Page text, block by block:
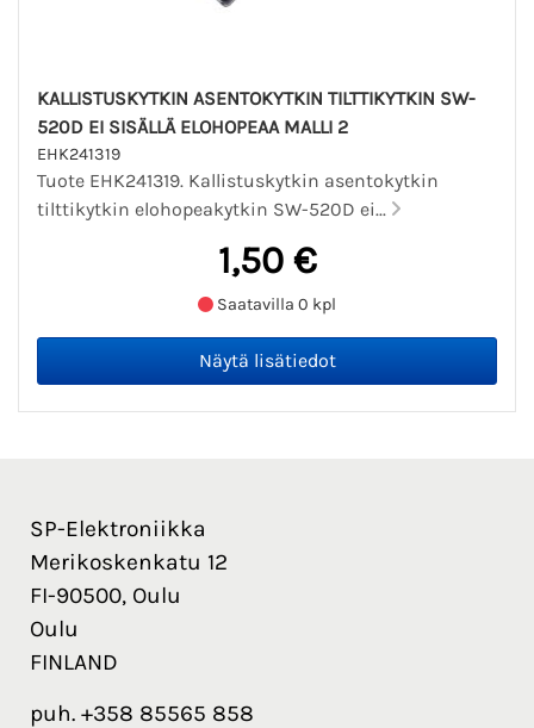
KALLISTUSKYTKIN ASENTOKYTKIN TILTTIKYTKIN SW-
520D EI SISÄLLÄ ELOHOPEAA MALLI 2
EHK241319
Tuote EHK241319. Kallistuskytkin asentokytkin
tilttikytkin elohopeakytkin SW-520D ei...
1,50 €
Saatavilla 0 kpl
SP-Elektroniikka
Merikoskenkatu 12
FI-90500, Oulu
Oulu
FINLAND
puh. +358 85565 858